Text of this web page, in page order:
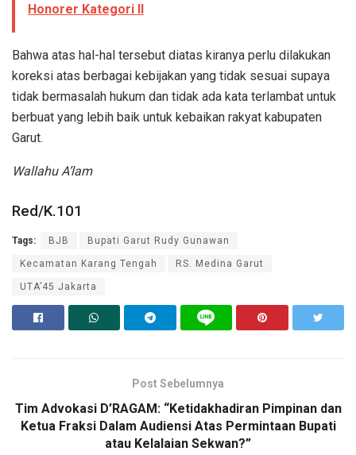
Honorer Kategori II
Bahwa atas hal-hal tersebut diatas kiranya perlu dilakukan
koreksi atas berbagai kebijakan yang tidak sesuai supaya
tidak bermasalah hukum dan tidak ada kata terlambat untuk
berbuat yang lebih baik untuk kebaikan rakyat kabupaten
Garut.
Wallahu A’lam
Red/K.101
Tags: BJB Bupati Garut Rudy Gunawan
Kecamatan Karang Tengah RS. Medina Garut
UTA’45 Jakarta
Post Sebelumnya
Tim Advokasi D’RAGAM: “Ketidakhadiran Pimpinan dan
Ketua Fraksi Dalam Audiensi Atas Permintaan Bupati
atau Kelalaian Sekwan?”